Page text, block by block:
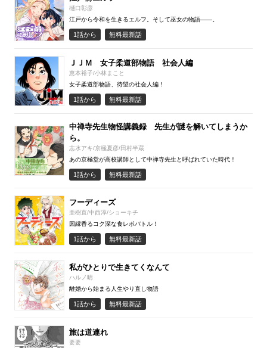
樋口彰彦
江戸から令和を生きるエルフ。そして巫女の物語――。
1話から 無料最新話
ＪＪＭ 女子柔道部物語 社会人編
恵本裕子/小林まこと
女子柔道部物語、待望の社会人編！
1話から 無料最新話
中禅寺先生物怪講義録 先生が謎を解いてしまうか
ら。
志水アキ/京極夏彦/田村半蔵
あの京極堂が高校講師として中禅寺先生と呼ばれていた時代！
1話から 無料最新話
フーディーズ
亜樹直/中西淳/ショーキチ
因縁香るコク深な食レポバトル！
1話から 無料最新話
私がひとりで生きてくなんて
ハルノ晴
離婚から始まる人生やり直し物語
1話から 無料最新話
旅は道連れ
要要